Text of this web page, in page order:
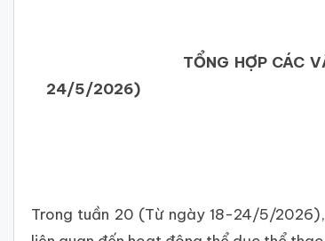
ĐIỂM
TỔNG HỢP CÁC VẤN ĐỀ
24/5/2026)
Trong tuần 20 (Từ ngày 18-24/5/